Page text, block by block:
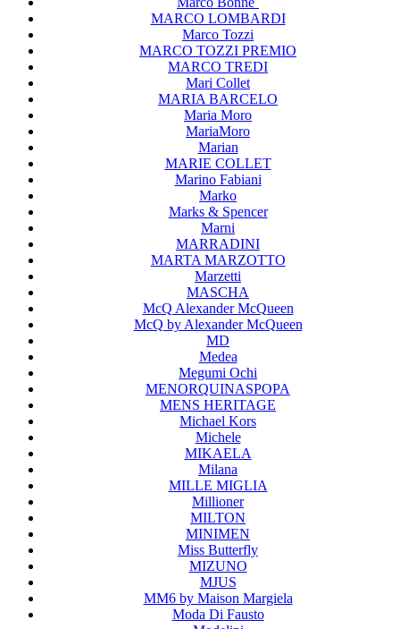
MARCO LOMBARDI
Marco Tozzi
MARCO TOZZI PREMIO
MARCO TREDI
Mari Collet
MARIA BARCELO
Maria Moro
MariaMoro
Marian
MARIE COLLET
Marino Fabiani
Marko
Marks & Spencer
Marni
MARRADINI
MARTA MARZOTTO
Marzetti
MASCHA
McQ Alexander McQueen
McQ by Alexander McQueen
MD
Medea
Megumi Ochi
MENORQUINASPOPA
MENS HERITAGE
Michael Kors
Michele
MIKAELA
Milana
MILLE MIGLIA
Millioner
MILTON
MINIMEN
Miss Butterfly
MIZUNO
MJUS
MM6 by Maison Margiela
Moda Di Fausto